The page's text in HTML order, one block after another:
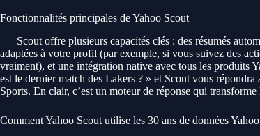
Fonctionnalités principales de Yahoo Scout
Scout offre plusieurs capacités clés : des résumés
adaptées à votre profil (par exemple, si vous suivez des
vraiment), et une intégration native avec tous les produits
est le dernier match des Lakers ? » et Scout vous
Sports. En clair, c’est un moteur de réponse qui
Comment Yahoo Scout utilise les 30 ans de données Yahoo